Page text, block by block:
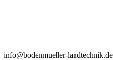
info@bodenmueller-landtechnik.de